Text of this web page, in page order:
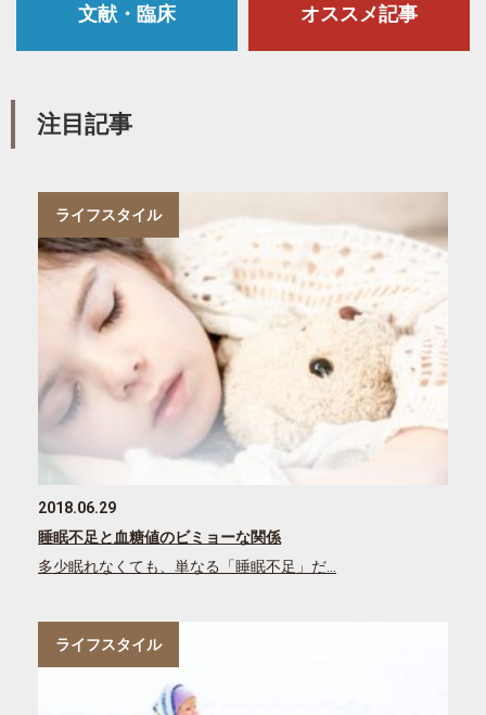
文献・臨床 オススメ記事
注目記事
ライフスタイル
2018.06.29
睡眠不足と血糖値のビミョーな関係
多少眠れなくても、単なる「睡眠不足」だ…
ライフスタイル